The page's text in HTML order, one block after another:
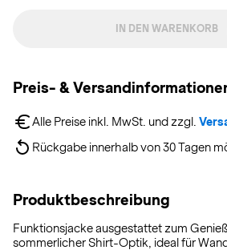
IN DEN WARENKORB
Preis- &
Alle Preise inkl. MwSt. und zzgl.
Rückgabe innerhalb von 30 Tagen
Produktbeschreibung
Funktionsjacke ausgestattet zum
sommerlicher Shirt-Optik, ideal für